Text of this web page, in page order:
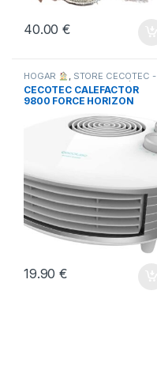
40.00€
HOGAR , STORE CECOTEC -
DISTRIBUIDOR OFICIAL
,
TODOS
CECOTEC CALEFACTOR
9800 FORCE HORIZON
19.90€